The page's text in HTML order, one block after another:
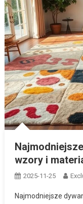
wzory i
2025-11-25
Najmodniejsze